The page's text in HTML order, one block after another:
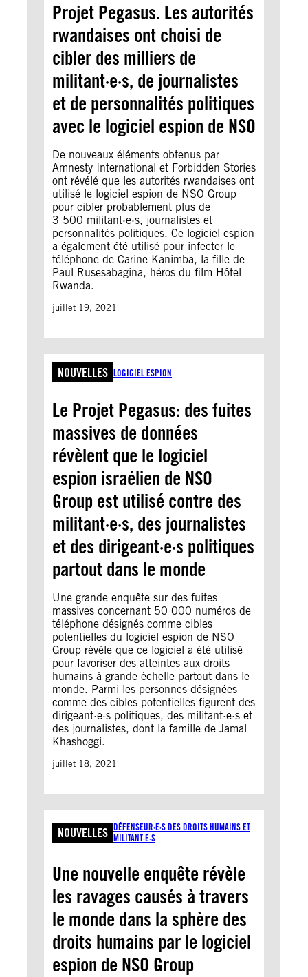
Projet Pegasus. Les autorités
rwandaises ont choisi de
cibler des milliers de
militant·e·s, de journalistes
et de personnalités politiques
avec le logiciel espion de NSO
De nouveaux éléments obtenus par
Amnesty International et Forbidden Stories
ont révélé que les autorités rwandaises ont
utilisé le logiciel espion de NSO Group
pour cibler probablement plus de
3 500 militant·e·s, journalistes et
personnalités politiques. Ce logiciel espion
a également été utilisé pour infecter le
téléphone de Carine Kanimba, la fille de
Paul Rusesabagina, héros du film Hôtel
Rwanda.
juillet 19, 2021
NOUVELLES LOGICIEL ESPION
Le Projet Pegasus: des fuites
massives de données
révèlent que le logiciel
espion israélien de NSO
Group est utilisé contre des
militant·e·s, des journalistes
et des dirigeant·e·s politiques
partout dans le monde
Une grande enquête sur des fuites
massives concernant 50 000 numéros de
téléphone désignés comme cibles
potentielles du logiciel espion de NSO
Group révèle que ce logiciel a été utilisé
pour favoriser des atteintes aux droits
humains à grande échelle partout dans le
monde. Parmi les personnes désignées
comme des cibles potentielles figurent des
dirigeant·e·s politiques, des militant·e·s et
des journalistes, dont la famille de Jamal
Khashoggi.
juillet 18, 2021
NOUVELLES DÉFENSEUR·E·S DES DROITS HUMAINS ET
MILITANT·E·S
Une nouvelle enquête révèle
les ravages causés à travers
le monde dans la sphère des
droits humains par le logiciel
espion de NSO Group